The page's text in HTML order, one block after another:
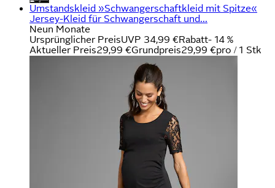
Umstandskleid »Schwangerschaftkleid mit Spitze«
Jersey-Kleid für Schwangerschaft und...
Neun Monate
Ursprünglicher PreisUVP 34,99 €Rabatt- 14 %
Aktueller Preis29,99 €Grundpreis29,99 €pro / 1 Stk